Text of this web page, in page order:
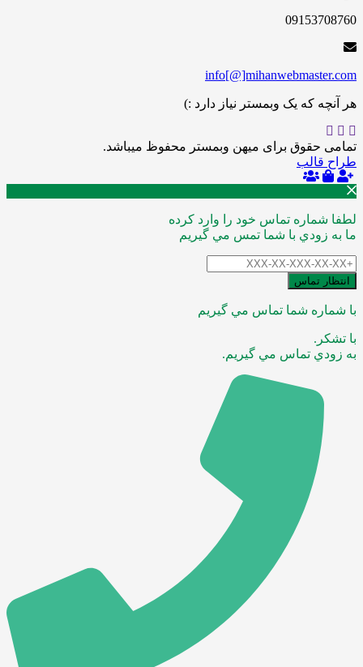
09153708760
info[@]mihanwebmaster.com
هر آنچه که یک وبمستر نیاز دارد :)
تمامی حقوق برای میهن وبمستر محفوظ میباشد.
طراح قالب
لطفا شماره تماس خود را وارد کرده
ما به زودي با شما تمس مي گيريم
انتظار تماس
با شماره شما تماس مي گيريم
با تشکر.
به زودي تماس مي گيريم.